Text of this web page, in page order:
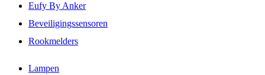
Eufy By Anker
Beveiligingssensoren
Rookmelders
Lampen